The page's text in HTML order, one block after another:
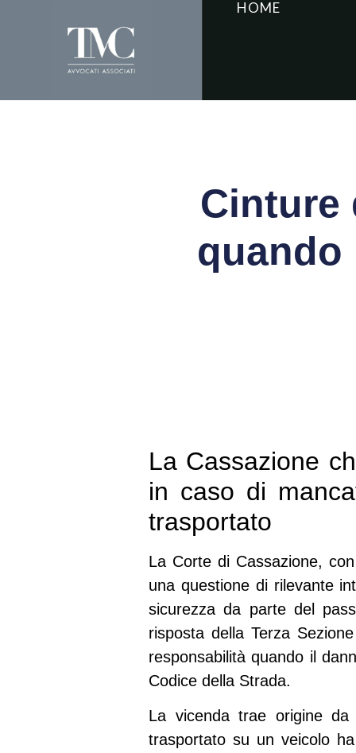
HOME
Cinture
quando
La Cassazione
in caso di
trasportato
La Corte di Cassazione,
una questione di rilevante
sicurezza da parte del
risposta della Terza
responsabilità quando il
Codice della Strada.
La vicenda trae origine
trasportato su un veicolo